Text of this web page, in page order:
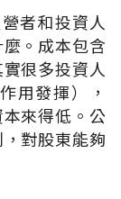
者和投資人
。成本包含
很多投資人
用發揮），
來得低。公
對股東能夠